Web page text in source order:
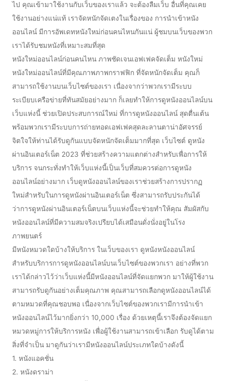
ไป คุณเข้ามาใช้งานกับเว็บของเราแล้ว จะต้องลืมเว็บ อื่นที่คุณเคย
ใช้งานอย่างแน่แท้ เราจัดหนักจัดเตงในเรื่องของ การนำเข้าหนัง
ออนไลน์ มีการอัพเดทหนังใหม่ก่อนคนไหนกันแน่ ผู้ชมบนเว็บของพวก
เราได้รับชมหนังที่เหมาะสมที่สุด
หนังใหม่ออนไลน์ก่อนคนไหน ภาพชัดเจนเอฟเฟคจัดเต็ม หนังใหม่
หนังใหม่ออนไลน์ที่มีคุณภาพภาพกราฟฟิก ที่จัดหนักจัดเต็ม คุณก็
สามารถใช้งานบนเว็บไซต์ของเรา เนื่องจากว่าพวกเรามีระบบ
ระเบียบเครือข่ายที่ทันสมัยอย่างมาก ก็เลยทำให้การดูหนังออนไลน์บน
เว็บแห่งนี้ ช่วยเปิดประสบการณ์ใหม่ ที่การดูหนังออนไลน์ สุดตื่นเต้น
พร้อมพวกเรามีระบบการถ่ายทอดเอฟเฟคสุดละลานตาน่าอัศจรรย์
จิตใจให้ท่านได้รับดูกันแบบจัดหนักจัดเต็มมากที่สุด เว็บไซต์ ดูหนัง
ผ่านอินเตอร์เน็ต 2023 ที่ช่วยสร้างความแตกต่างสำหรับเพื่อการให้
บริการ จนกระทั่งทำให้เว็บแห่งนี้เป็นเว็บที่สมควรต่อการดูหนัง
ออนไลน์อย่างมาก เว็บดูหนังออนไลน์ของเราช่วยสร้างการปรากฏ
ใหม่สำหรับในการดูหนังผ่านอินเตอร์เน็ต ซึ่งสามารถรับประกันได้
ว่าการดูหนังผ่านอินเตอร์เน็ตบนเว็บแห่งนี้จะช่วยทำให้คุณ สัมผัสกับ
หนังออนไลน์ที่มีความสมจริงเปรียบได้เสมือนดั่งนั่งอยู่ในโรง
ภาพยนตร์
มีหนังหมวดใดบ้างให้บริการ ในเว็บของเรา ดูหนังหนังออนไลน์
สำหรับบริการการดูหนังออนไลน์บนเว็บไซต์ของพวกเรา อย่างที่พวก
เราได้กล่าวไว้ว่าเว็บแห่งนี้มีหนังออนไลน์ที่จัดแยกพวก มาให้ผู้ใช้งาน
สามารถรับดูกันอย่างเต็มคุณภาพ คุณสามารถเลือกดูหนังออนไลน์ได้
ตามหมวดที่คุณชอบพอ เนื่องจากเว็บไซต์ของพวกเรามีการนำเข้า
หนังออนไลน์ไว้มากยิ่งกว่า 10,000 เรื่อง ด้วยเหตุนี้เราจึงต้องจัดแยก
หมวดหมู่การให้บริการหนัง เพื่อผู้ใช้งานสามารถเข้าเลือก รับดูได้ตาม
สิ่งที่จำเป็น มาดูกันว่าเรามีหนังออนไลน์ประเภทใดบ้างดังนี้
1. หนังแอคชั่น
2. หนังดราม่า